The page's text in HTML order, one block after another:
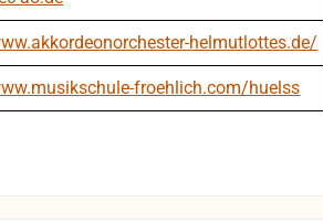
helmutlottes.de/
froehlich.com/huelss